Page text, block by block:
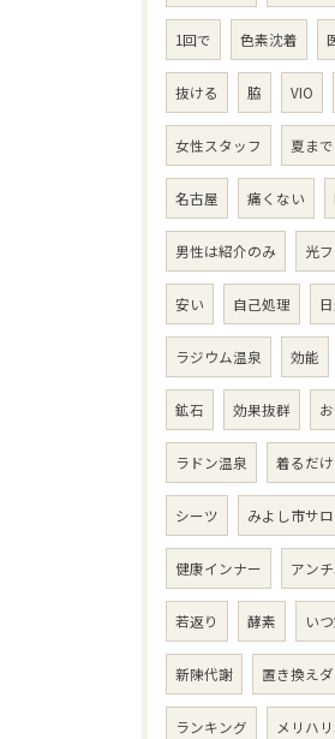
1回で 色素沈着
抜ける 脇 VIO
女性スタッフ 夏ま
名古屋 痛くない
男性は紹介のみ 光
安い 自己処理
ラジウム温泉 効能
鉱石 効果抜群
ラドン温泉 着るだけ
シーツ みよし市サ
健康インナー アン
若返り 酵素 い
新陳代謝 置き換え
ランキング メリハ